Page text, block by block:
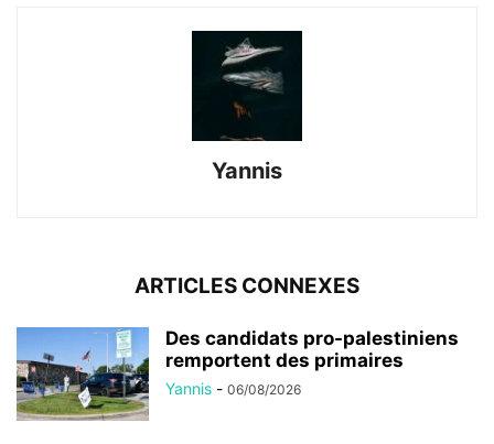
Yannis
ARTICLES CONNEXES
Des candidats pro-palestiniens
remportent des primaires
Yannis - 06/08/2026